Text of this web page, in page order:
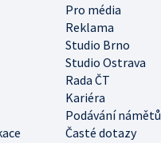
Pro média
Reklama
Studio Brno
Studio Ostrava
Rada ČT
Kariéra
Podávání námětů
Časté dotazy